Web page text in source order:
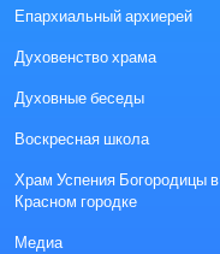
Епархиальный архиерей
Духовенство храма
Духовные беседы
Воскресная школа
Храм Успения Богородицы в
Красном городке
Медиа